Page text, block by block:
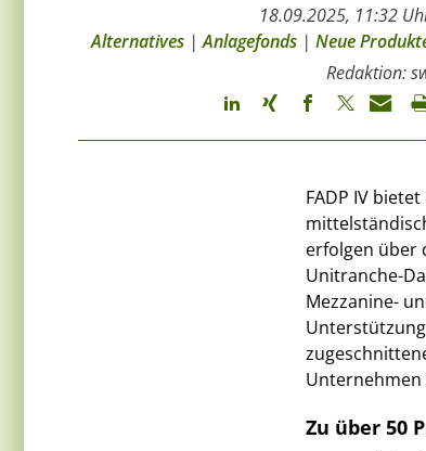
18.09.2025, 11:32
Alternatives |Anlagefonds | Neue
Redaktion:
FADP IV
erfolgen über
Unitranche-
Mezzanine-
Unternehmen
Zu über 50